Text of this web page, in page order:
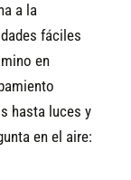
a la
fáciles
en
hasta luces y
en el aire: